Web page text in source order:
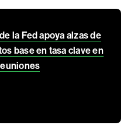
la Fed apoya alzas de
base en tasa clave en